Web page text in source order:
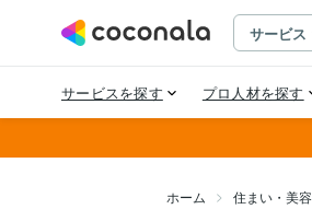
ホーム 住まい・美